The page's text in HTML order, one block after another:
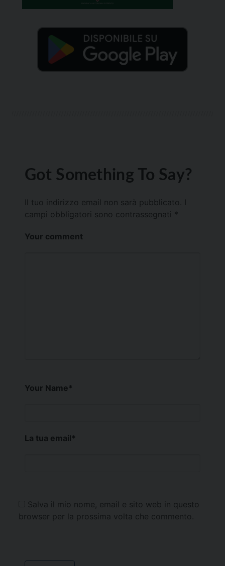
Got Something To Say?
Il tuo indirizzo email non sarà pubblicato.
campi obbligatori sono contrassegnati *
Your comment
Your Name*
La tua email*
Salva il mio nome, email e sito web in questo
browser per la prossima volta che commento.